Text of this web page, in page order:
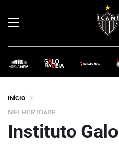
INÍCIO
MELHOR IDADE
Instituto